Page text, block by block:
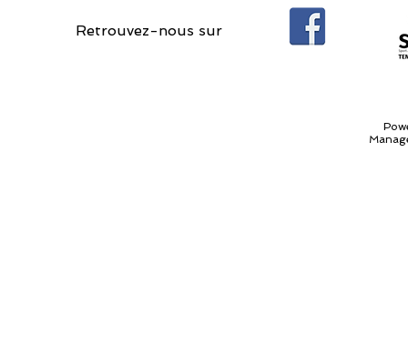
Retrouvez-nous sur